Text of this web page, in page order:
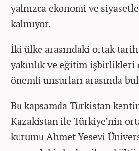
yalnızca ekonomi ve siyasetle
kalmıyor.
İki ülke arasındaki ortak
yakınlık ve eğitim
önemli unsurları arasında
Bu kapsamda Türkistan
Kazakistan ile Türkiye’nin
kurumu Ahmet Yesevi